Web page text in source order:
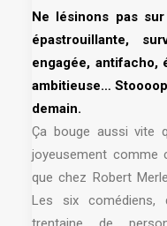
Ne lésinons pas
épastrouillante,
engagée, antifacho,
ambitieuse…
demain.
Ça bouge aussi vite
joyeusement comme
que chez Robert
Les six comédiens,